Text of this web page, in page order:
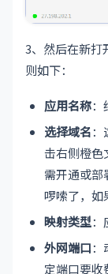
3、然后在新打
则如下：
应用名称
选择域名
击右侧橙色
需开通或部
啰嗦了，如
映射类型：
外网端口
定端口要收